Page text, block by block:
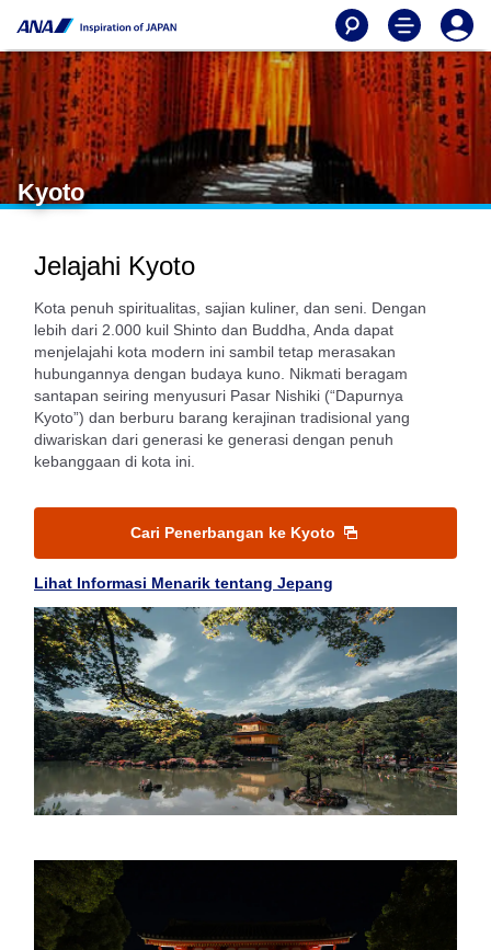
Kyoto
Jelajahi Kyoto
Kota penuh spiritualitas, sajian kuliner, dan seni. Dengan
lebih dari 2.000 kuil Shinto dan Buddha, Anda dapat
menjelajahi kota modern ini sambil tetap merasakan
hubungannya dengan budaya kuno. Nikmati beragam
santapan seiring menyusuri Pasar Nishiki (“Dapurnya
Kyoto”) dan berburu barang kerajinan tradisional yang
diwariskan dari generasi ke generasi dengan penuh
kebanggaan di kota ini.
Cari Penerbangan ke Kyoto
Lihat Informasi Menarik tentang Jepang